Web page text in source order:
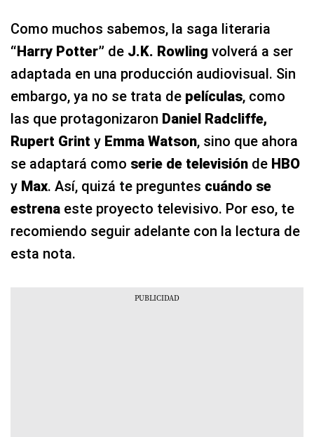
Como muchos sabemos, la saga literaria
“Harry Potter” de J.K. Rowling volverá a ser
adaptada en una producción audiovisual. Sin
embargo, ya no se trata de películas, como
las que protagonizaron Daniel Radcliffe,
Rupert Grint y Emma Watson, sino que ahora
se adaptará como serie de televisión de HBO
y Max. Así, quizá te preguntes cuándo se
estrena este proyecto televisivo. Por eso, te
recomiendo seguir adelante con la lectura de
esta nota.